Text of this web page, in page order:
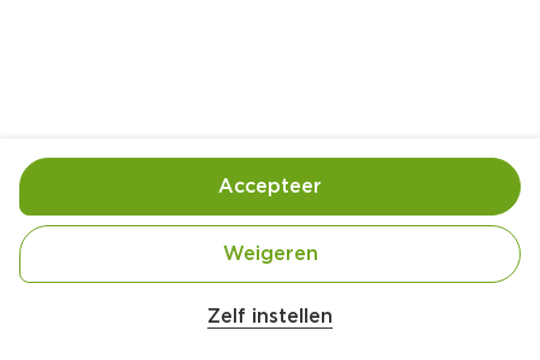
Handige informatie over dit product
Zelf instellen
Weigeren
Accepteer